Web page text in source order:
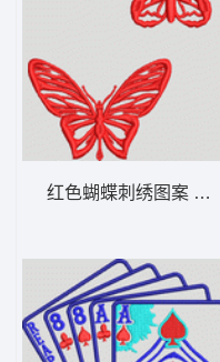
红色蝴蝶刺绣图案 男装